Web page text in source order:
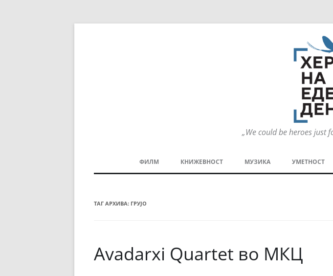
„We could be heroes just
ФИЛМ
ЖАНРОВИ
КНИЖЕВНОСТ МУЗИКА УМЕТНОСТ
ТАГ АРХИВА: ГРУЈО
Avadarxi Quartet во МКЦ